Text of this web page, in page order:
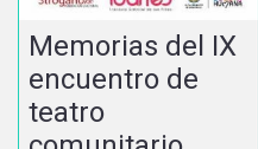
Memorias del IX
encuentro de
teatro